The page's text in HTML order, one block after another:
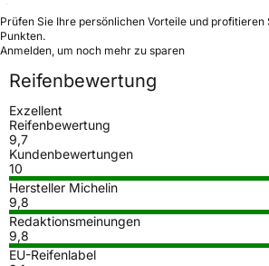
Prüfen Sie Ihre persönlichen Vorteile und profitieren
Punkten.
Anmelden, um noch mehr zu sparen
Reifenbewertung
Exzellent
Reifenbewertung
9,7
Kundenbewertungen
10
Hersteller Michelin
9,8
Redaktionsmeinungen
9,8
EU-Reifenlabel